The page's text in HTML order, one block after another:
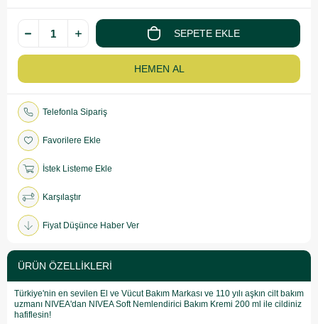
Telefonla Sipariş
Favorilere Ekle
İstek Listeme Ekle
Karşılaştır
Fiyat Düşünce Haber Ver
ÜRÜN ÖZELLIKLERI
Türkiye'nin en sevilen El ve Vücut Bakım Markası ve 110 yılı aşkın cilt bakım
uzmanı NIVEA'dan NIVEA Soft Nemlendirici Bakım Kremi 200 ml ile cildiniz
hafiflesin!